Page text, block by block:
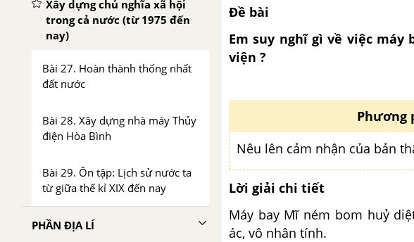
Xây dựng chủ nghĩa xã hội
trong cả nước (từ 1975 đến
nay)
Bài 27. Hoàn thành thống nhất
đất nước
Bài 28. Xây dựng nhà máy Thủy
điện Hòa Bình
Bài 29. Ôn tập: Lịch sử nước ta
từ giữa thế kỉ XIX đến nay
PHẦN ĐỊA LÍ
Đề bài
Em suy nghĩ gì về việc
viện ?
Phương
Nêu lên cảm nhận của bản
Lời giải chi tiết
Máy bay Mĩ ném bom huỷ
ác, vô nhân tính.